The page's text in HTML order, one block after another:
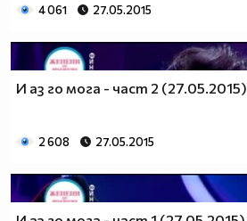
4 061 27.05.2015
И аз го мога - част 2 (27.05.2015)
2 608 27.05.2015